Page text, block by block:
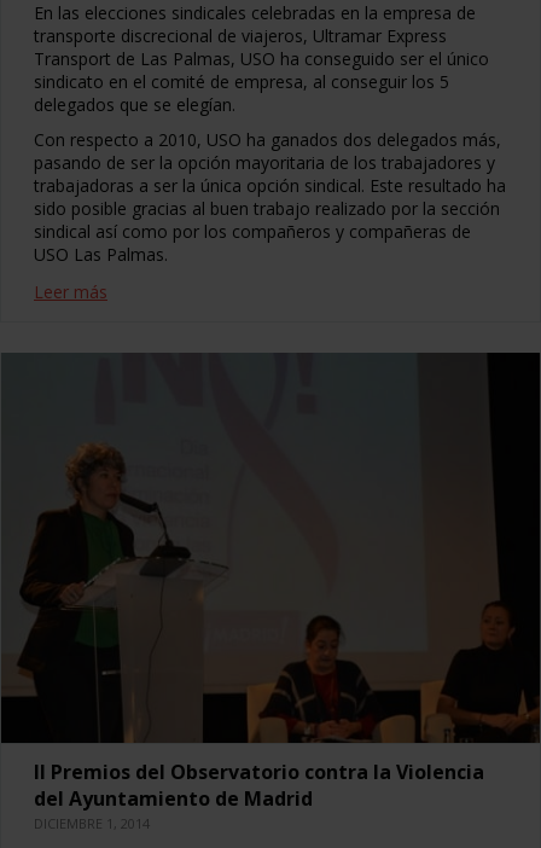
En las elecciones sindicales celebradas en la empresa de
transporte discrecional de viajeros, Ultramar Express
Transport de Las Palmas, USO ha conseguido ser el único
sindicato en el comité de empresa, al conseguir los 5
delegados que se elegían.
Con respecto a 2010, USO ha ganados dos delegados más,
pasando de ser la opción mayoritaria de los trabajadores y
trabajadoras a ser la única opción sindical. Este resultado ha
sido posible gracias al buen trabajo realizado por la sección
sindical así como por los compañeros y compañeras de
USO Las Palmas.
Leer más
II Premios del Observatorio contra la Violencia
del Ayuntamiento de Madrid
DICIEMBRE 1, 2014